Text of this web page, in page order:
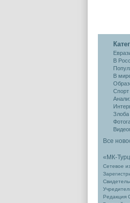
В
В
Спорт
Злоба
Все
«МК-
Сетевое